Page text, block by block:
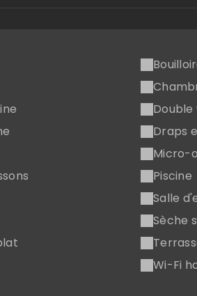
Draps
Micro-
Piscine
Salle
Sèche
Wi-Fi